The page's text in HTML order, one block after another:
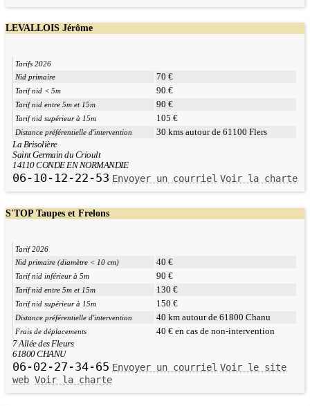
LEVALLOIS Jérôme
Tarifs 2026
Nid primaire
70 €
Tarif nid < 5m 90 €
Tarif nid entre 5m et 15m 90 €
Tarif nid supérieur à 15m 105 €
Distance préférentielle d'intervention 30 kms autour de 61100 Flers
La Brisolière
Saint Germain du Crioult
14110 CONDE EN NORMANDIE
06-10-12-22-53 Envoyer un courriel Voir la charte
S'TOP Taupes et Frelons
Tarif 2026
Nid primaire (diamètre < 10 cm)
40 €
Tarif nid inférieur à 5m 90 €
Tarif nid entre 5m et 15m 130 €
Tarif nid supérieur à 15m 150 €
Distance préférentielle d'intervention 40 km autour de 61800 Chanu
Frais de déplacements 40 € en cas de non-intervention
7 Allée des Fleurs
61800 CHANU
06-02-27-34-65 Envoyer un courriel Voir le site
web Voir la charte